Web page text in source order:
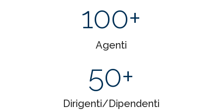
100+
Agenti
50+
Dirigenti/Dipendenti